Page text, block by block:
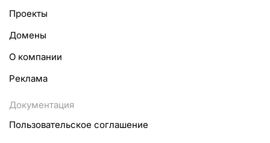
Проекты
Домены
О компании
Реклама
Документация
Пользовательское соглашение